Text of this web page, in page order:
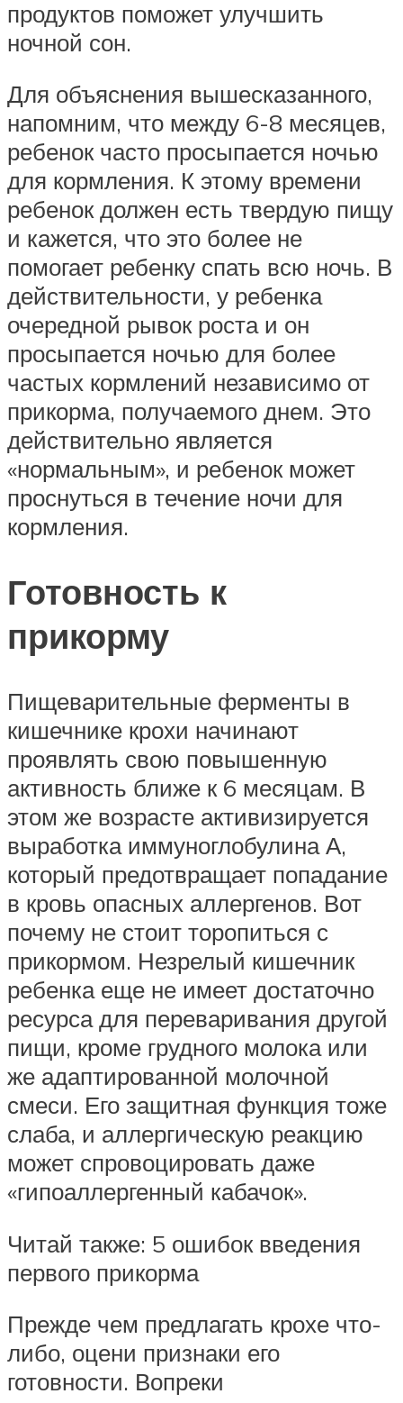
продуктов поможет улучшить
ночной сон.
Для объяснения вышесказанного,
напомним, что между 6-8 месяцев,
ребенок часто просыпается ночью
для кормления. К этому времени
ребенок должен есть твердую пищу
и кажется, что это более не
помогает ребенку спать всю ночь. В
действительности, у ребенка
очередной рывок роста и он
просыпается ночью для более
частых кормлений независимо от
прикорма, получаемого днем. Это
действительно является
«нормальным», и ребенок может
проснуться в течение ночи для
кормления.
Готовность к
прикорму
Пищеварительные ферменты в
кишечнике крохи начинают
проявлять свою повышенную
активность ближе к 6 месяцам. В
этом же возрасте активизируется
выработка иммуноглобулина А,
который предотвращает попадание
в кровь опасных аллергенов. Вот
почему не стоит торопиться с
прикормом. Незрелый кишечник
ребенка еще не имеет достаточно
ресурса для переваривания другой
пищи, кроме грудного молока или
же адаптированной молочной
смеси. Его защитная функция тоже
слаба, и аллергическую реакцию
может спровоцировать даже
«гипоаллергенный кабачок».
Читай также: 5 ошибок введения
первого прикорма
Прежде чем предлагать крохе что-
либо, оцени признаки его
готовности. Вопреки